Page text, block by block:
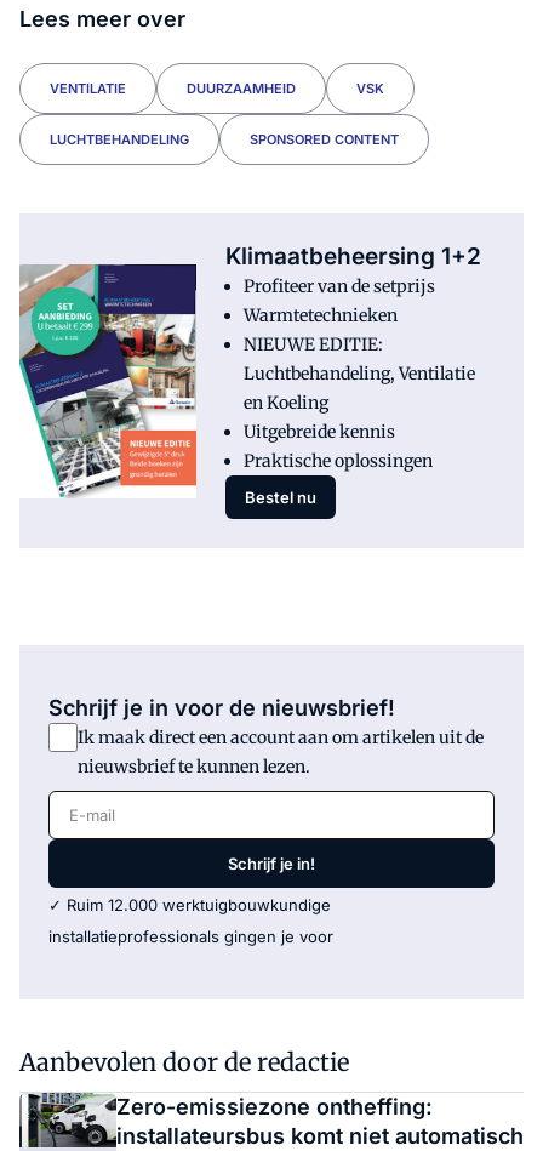
Lees meer over
VENTILATIE DUURZAAMHEID VSK
LUCHTBEHANDELING SPONSORED CONTENT
Klimaatbeheersing 1+2
Profiteer van de setprijs
Warmtetechnieken
NIEUWE EDITIE:
Luchtbehandeling, Ventilatie
en Koeling
Uitgebreide kennis
Praktische oplossingen
Bestel nu
Schrijf je in voor de nieuwsbrief!
Ik maak direct een account aan om artikelen uit de
nieuwsbrief te kunnen lezen.
E-mail
Schrijf je in!
✓ Ruim 12.000 werktuigbouwkundige
installatieprofessionals gingen je voor
Aanbevolen door de redactie
Zero-emissiezone ontheffing:
installateursbus komt niet automatisch